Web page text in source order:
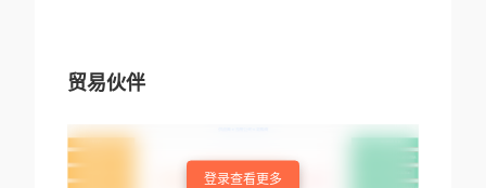
贸易伙伴
登录查看更多